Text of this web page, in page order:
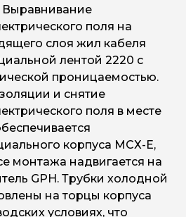
Выравнивание
поля на
слоя жил кабеля
лентой 2220 с
проницаемостью.
и снятие
поля в месте
корпуса МСХ-Е,
монтажа надвигается на
GPH. Трубки холодной
на торцы корпуса
условиях, что